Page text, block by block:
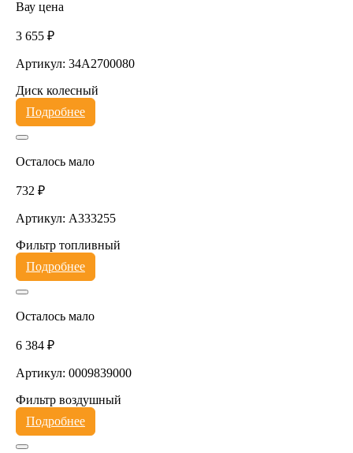
Вау цена
3 655 ₽
Артикул: 34A2700080
Диск колесный
Подробнее
Осталось мало
732 ₽
Артикул: A333255
Фильтр топливный
Подробнее
Осталось мало
6 384 ₽
Артикул: 0009839000
Фильтр воздушный
Подробнее